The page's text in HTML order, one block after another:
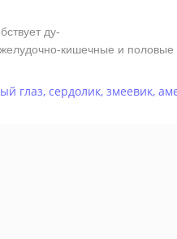
ду-
кишечные и половые
глаз, сердолик, змеевик,